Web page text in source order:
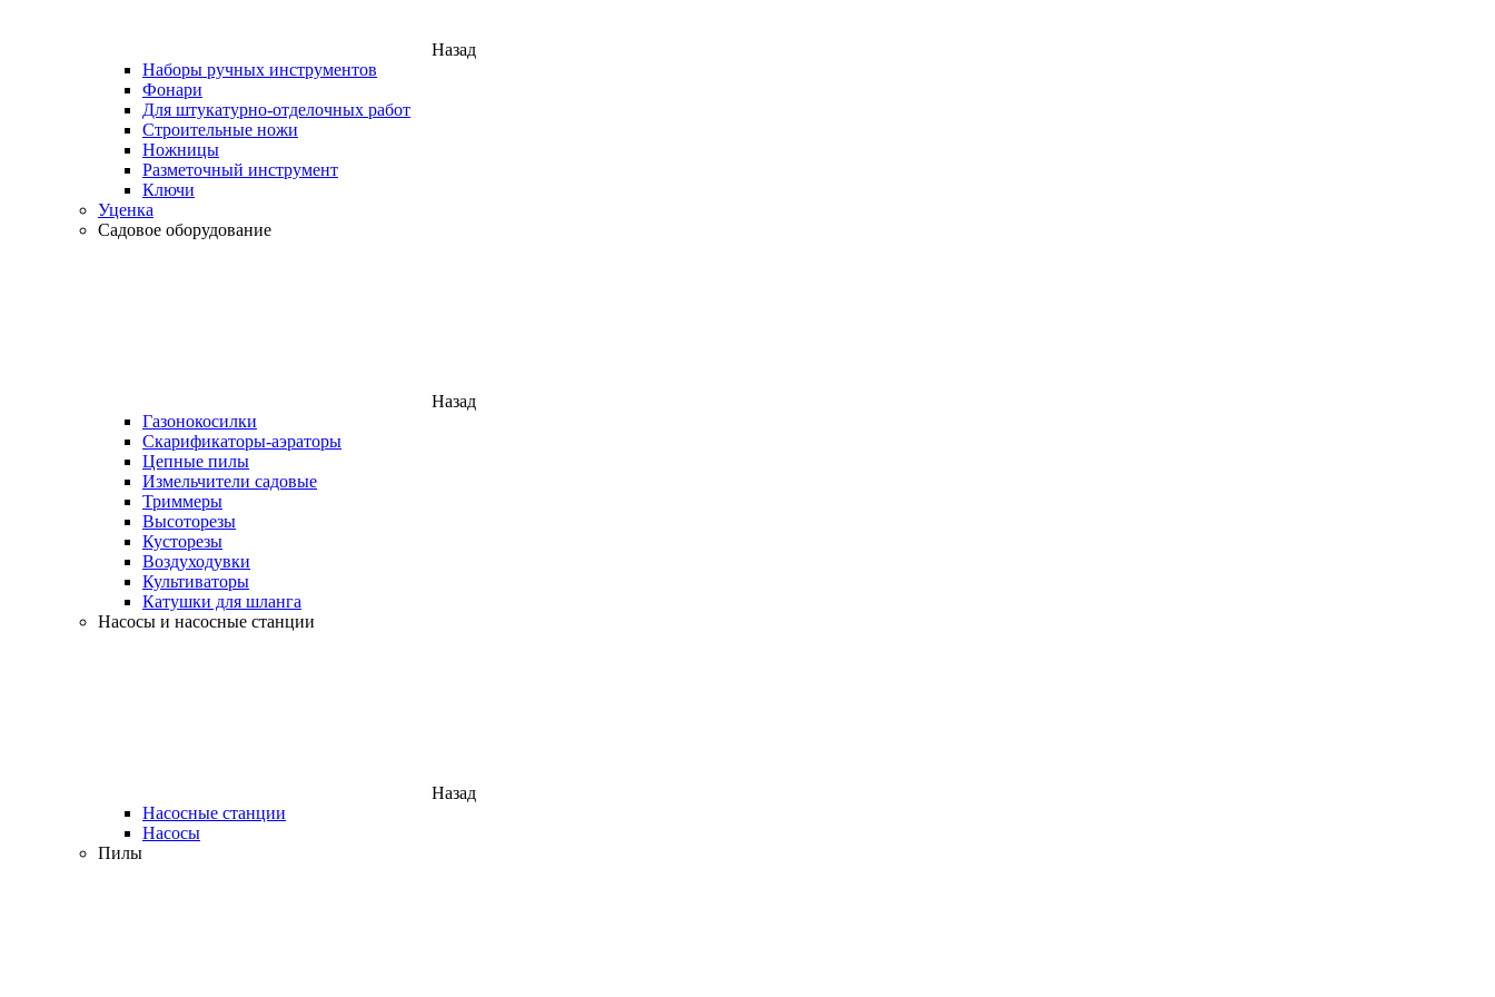
Назад
Наборы ручных инструментов
Фонари
Для штукатурно-отделочных работ
Строительные ножи
Ножницы
Разметочный инструмент
Ключи
Уценка
Садовое оборудование
Назад
Газонокосилки
Скарификаторы-аэраторы
Цепные пилы
Измельчители садовые
Триммеры
Высоторезы
Кусторезы
Воздуходувки
Культиваторы
Катушки для шланга
Насосы и насосные станции
Назад
Насосные станции
Насосы
Пилы